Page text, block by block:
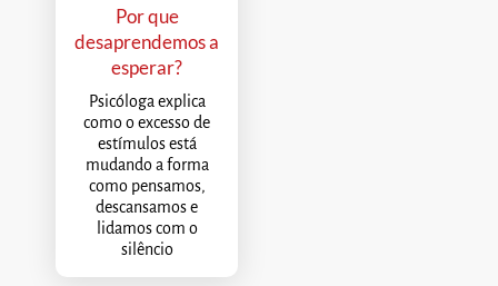
Por que
desaprendemos a
esperar?
Psicóloga explica
como o excesso de
estímulos está
mudando a forma
como pensamos,
descansamos e
lidamos com o
silêncio